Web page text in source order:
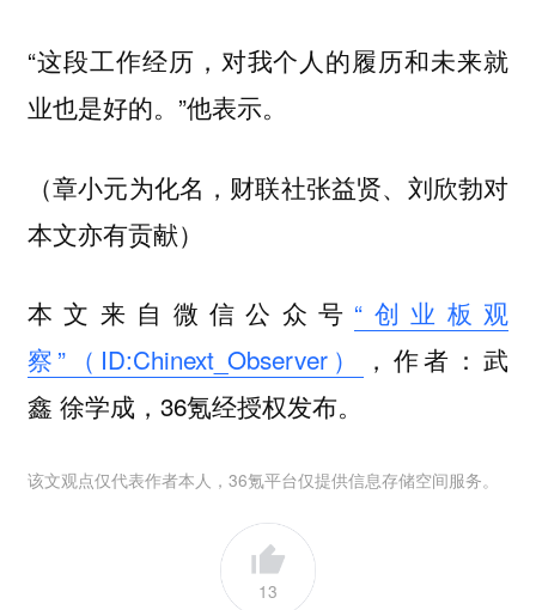
“这段工作经历，对我个人的履历和未来就
业也是好的。”他表示。
（章小元为化名，财联社张益贤、刘欣勃对
本文亦有贡献）
本文来自微信公众号 “创业板观
察”（ID:Chinext_Observer）
，作者：武
鑫 徐学成，36氪经授权发布。
该文观点仅代表作者本人，36氪平台仅提供信息存储空间服务。
13